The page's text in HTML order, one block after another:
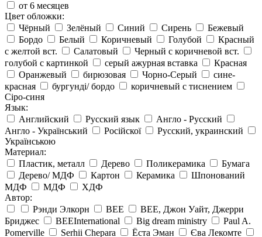
от 6 месяцев
Цвет обложки:
Чёрный
Зелёный Синий Сирень
Бежевый
Бордо
Белый Коричневый Голубой
Красный
с желтой вст.
Салатовый
Черный с коричневой вст.
голубой с картинкой
серый ажурная вставка
Красная
Оранжевый
бирюзовая Чорно-Серый
сине-
красная
бургунді/ бордо
коричневый с тиснением
Сіро-синя
Язык:
Английский
Русский язык
Англо - Русский
Англо - Український
Російскої
Русский, украинский
Українською
Материал:
Пластик, металл
Дерево Поликерамика
Бумага
Дерево/ МДФ
Картон Керамика
Шпонований
МДФ
МДФ
ХДФ
Автор:
Рэнди Элкорн
BEE
BEE, Джон Уайт, Джерри
Бриджес
BEEInternational Big dream ministry
Paul A.
Pomerville
Serhii Chepara Ёста Эман Єва Лекомте